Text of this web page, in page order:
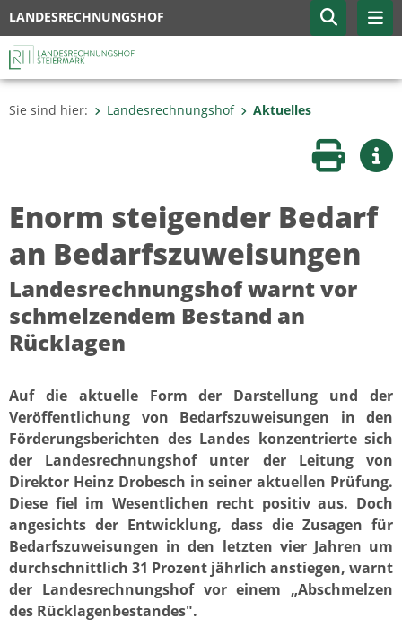
LANDESRECHNUNGSHOF
Sie sind hier: Landesrechnungshof Aktuelles
Seite
Enorm steigender Bedarf
an Bedarfszuweisungen
Landesrechnungshof warnt vor
schmelzendem Bestand an
Rücklagen
Auf die aktuelle Form der Darstellung und der
Veröffentlichung von Bedarfszuweisungen in den
Förderungsberichten des Landes konzentrierte sich
der Landesrechnungshof unter der Leitung von
Direktor Heinz Drobesch in seiner aktuellen Prüfung.
Diese fiel im Wesentlichen recht positiv aus. Doch
angesichts der Entwicklung, dass die Zusagen für
Bedarfszuweisungen in den letzten vier Jahren um
durchschnittlich 31 Prozent jährlich anstiegen, warnt
der Landesrechnungshof vor einem „Abschmelzen
des Rücklagenbestandes".